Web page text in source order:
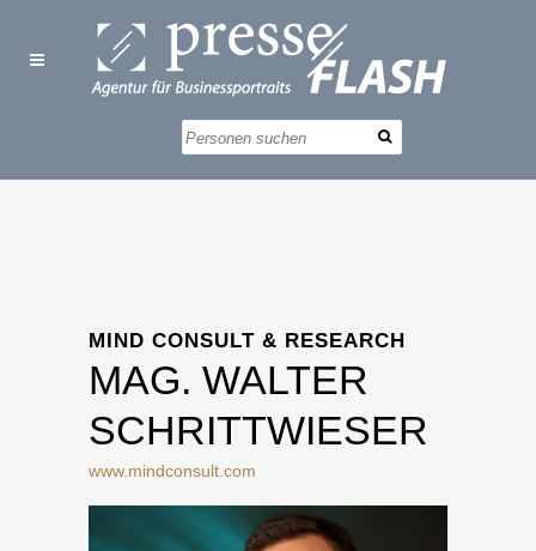
MIND CONSULT & RESEARCH
MAG. WALTER
SCHRITTWIESER
www.mindconsult.com